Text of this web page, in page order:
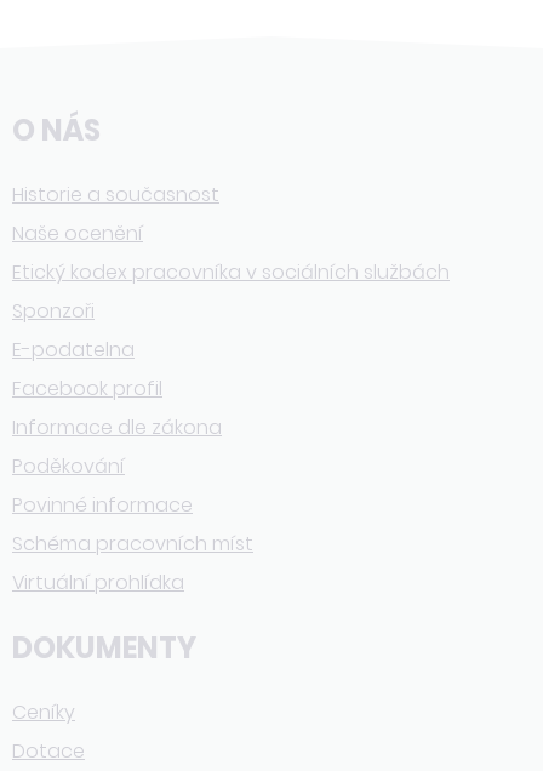
O NÁS
Historie a současnost
Naše ocenění
Etický kodex pracovníka v sociálních službách
Sponzoři
E-podatelna
Facebook profil
Informace dle zákona
Poděkování
Povinné informace
Schéma pracovních míst
Virtuální prohlídka
DOKUMENTY
Ceníky
Dotace